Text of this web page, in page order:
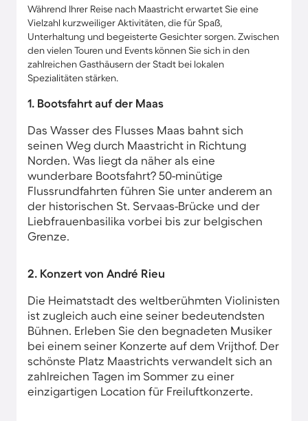
Während Ihrer Reise nach Maastricht erwartet Sie eine
Vielzahl kurzweiliger Aktivitäten, die für Spaß,
Unterhaltung und begeisterte Gesichter sorgen. Zwischen
den vielen Touren und Events können Sie sich in den
zahlreichen Gasthäusern der Stadt bei lokalen
Spezialitäten stärken.
1. Bootsfahrt auf der Maas
Das Wasser des Flusses Maas bahnt sich
seinen Weg durch Maastricht in Richtung
Norden. Was liegt da näher als eine
wunderbare Bootsfahrt? 50-minütige
Flussrundfahrten führen Sie unter anderem an
der historischen St. Servaas-Brücke und der
Liebfrauenbasilika​ vorbei bis zur belgischen
Grenze.
2. Konzert von André Rieu
Die Heimatstadt des weltberühmten Violinisten
ist zugleich auch eine seiner bedeutendsten
Bühnen. Erleben Sie den begnadeten Musiker
bei einem seiner Konzerte auf dem Vrijthof. Der
schönste Platz Maastrichts verwandelt sich an
zahlreichen Tagen im Sommer zu einer
einzigartigen Location für Freiluftkonzerte.